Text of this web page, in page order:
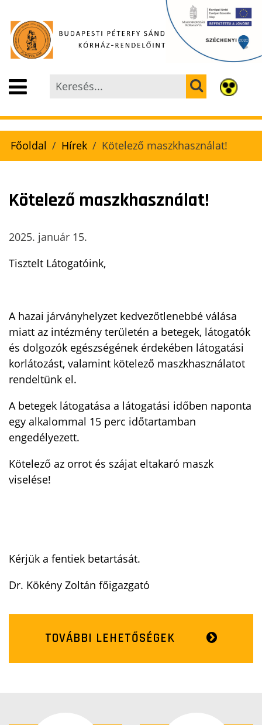
Főoldal Hírek Kötelező maszkhasználat!
Kötelező maszkhasználat!
2025. január 15.
Tisztelt Látogatóink,
A hazai járványhelyzet kedvezőtlenebbé válása
miatt az intézmény területén a betegek, látogatók
és dolgozók egészségének érdekében látogatási
korlátozást, valamint kötelező maszkhasználatot
rendeltünk el.
A betegek látogatása a látogatási időben naponta
egy alkalommal 15 perc időtartamban
engedélyezett.
Kötelező az orrot és szájat eltakaró maszk
viselése!
Kérjük a fentiek betartását.
Dr. Kökény Zoltán főigazgató
TOVÁBBI LEHETŐSÉGEK